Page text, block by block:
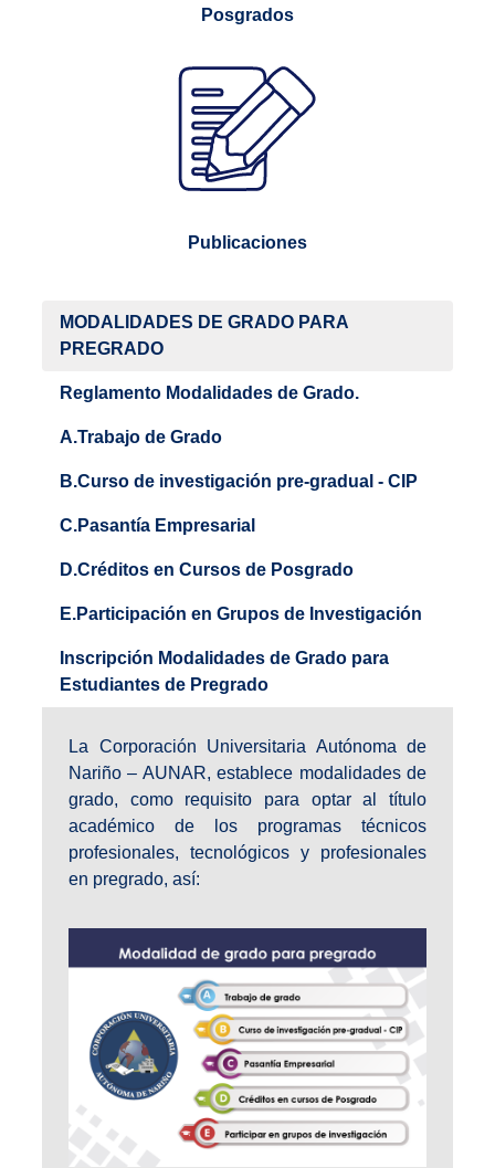
Posgrados
Publicaciones
MODALIDADES DE GRADO PARA
PREGRADO
Reglamento Modalidades de Grado.
A.Trabajo de Grado
B.Curso de investigación pre-gradual - CIP
C.Pasantía Empresarial
D.Créditos en Cursos de Posgrado
E.Participación en Grupos de Investigación
Inscripción Modalidades de Grado para
Estudiantes de Pregrado
La Corporación Universitaria Autónoma de
Nariño – AUNAR, establece modalidades de
grado, como requisito para optar al título
académico de los programas técnicos
profesionales, tecnológicos y profesionales
en pregrado, así: